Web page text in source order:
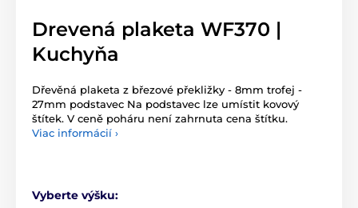
Drevená plaketa WF370 |
Kuchyňa
Dřevěná plaketa z březové překližky - 8mm trofej -
27mm podstavec Na podstavec lze umístit kovový
štítek. V ceně poháru není zahrnuta cena štítku.
Viac informácií ›
Vyberte výšku: